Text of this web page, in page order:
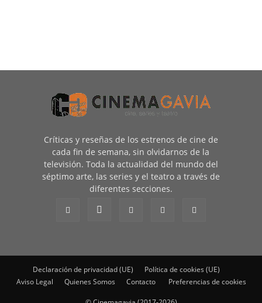
Críticas y reseñas de los estrenos de cine de
cada fin de semana, sin olvidarnos de la
televisión. Toda la actualidad del mundo del
séptimo arte, las series y el teatro a través de
diferentes secciones.
Declaración de privacidad (UE)
Política de cookies (UE)
Aviso Legal
Quienes Somos Contacto Preferencias de cookies